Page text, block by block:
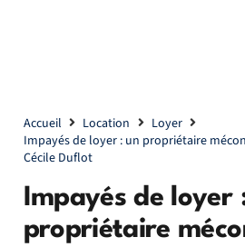
Accueil Location
Loyer
Impayés de loyer : un propriétaire
Cécile Duflot
Impayés de loyer
propriétaire